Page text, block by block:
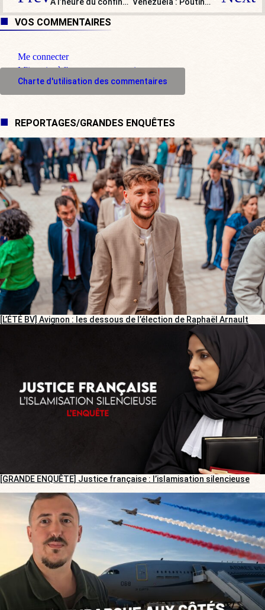
À l’heure du confinement général, que fait Brune Poirson « en visite privée » dans le sud de la France ? Venezuela : Poutine oblige les USA à lâcher Guaidó
VOS COMMENTAIRES
Me connecter
M'inscrire à l'espace commentaire
Charte d'utilisation des commentaires
REPORTAGES/GRANDES ENQUÊTES
[L’ÉTÉ BV] Avignon : les dessous de l’élection de Raphaël Arnault
[GRANDE ENQUÊTE] Justice française : l’islamisation silencieuse